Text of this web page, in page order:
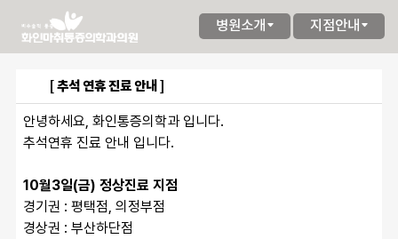
병원소개 지점안내
[ 추석 연휴 진료 안내 ]
안녕하세요, 화인통증의학과 입니다.
추석연휴 진료 안내 입니다.
10월3일(금) 정상진료 지점
경기권 : 평택점, 의정부점
경상권 : 부산하단점